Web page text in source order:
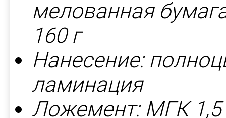
мелованная
160 г
Нанесение:
ламинация
Ложемент: МГК 1,5